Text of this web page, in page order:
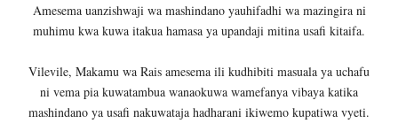
Amesema uanzishwaji wa mashindano yauhifadhi wa mazingira ni
muhimu kwa kuwa itakua hamasa ya upandaji mitina usafi kitaifa.
Vilevile, Makamu wa Rais amesema ili kudhibiti masuala ya uchafu
ni vema pia kuwatambua wanaokuwa wamefanya vibaya katika
mashindano ya usafi nakuwataja hadharani ikiwemo kupatiwa vyeti.